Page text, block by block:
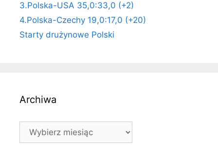
3.Polska-USA 35,0:33,0 (+2)
4.Polska-Czechy 19,0:17,0 (+20)
Starty drużynowe Polski
Archiwa
Archiwa